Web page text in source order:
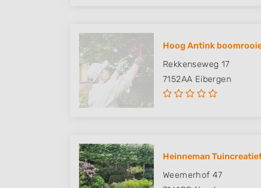
Hoog Antink
Rekkenseweg 17
7152AA Eibergen
Heinneman
Weemerhof 47